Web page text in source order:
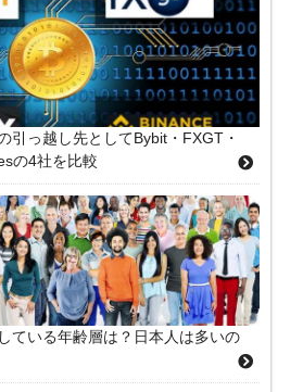
引っ越し先としてBybit・FXGT・
の4社を比較
ている年齢層は？日本人は多いの